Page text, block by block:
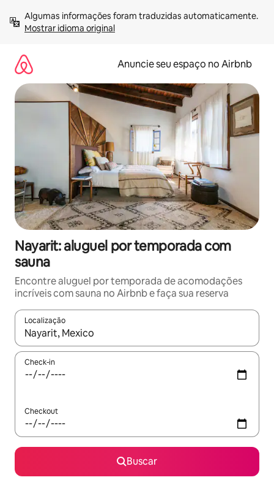
para
Mostrar idioma original
Anuncie seu espaço no Airbnb
Nayarit: aluguel por temporada com
sauna
Encontre aluguel por temporada de acomodações
incríveis com sauna no Airbnb e faça sua reserva
Localização
Quando os resultados estiverem disponíveis, explore-os
Check-in
Checkout
Buscar